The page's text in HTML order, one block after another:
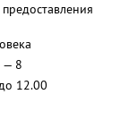
— 8
12.00